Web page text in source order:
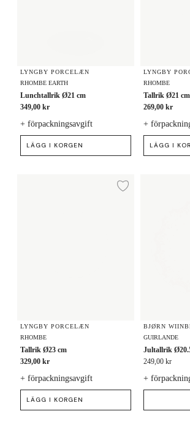
LYNGBY PORCELÆN
RHOMBE EARTH
Lunchtallrik Ø21 cm
349,00 kr
+ förpackningsavgift
LÄGG I KORGEN
LYNGBY
RHOMBE
Tallrik Ø21 cm
269,00 kr
+
LÄGG I
Lägg till
LYNGBY PORCELÆN
RHOMBE
Tallrik Ø23 cm
329,00 kr
+ förpackningsavgift
LÄGG I KORGEN
BJØRN
GUIRLANDE
Jultallrik
249,00 kr
+